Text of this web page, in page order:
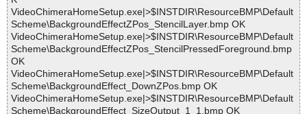
VideoChimeraHomeSetup.exe|>$INSTDIR\ResourceBMP\Default
Scheme\BackgroundEffectZPos_StencilLayer.bmp OK
VideoChimeraHomeSetup.exe|>$INSTDIR\ResourceBMP\Default
Scheme\BackgroundEffectZPos_StencilPressedForeground.bmp
OK
VideoChimeraHomeSetup.exe|>$INSTDIR\ResourceBMP\Default
Scheme\BackgroundEffect_DownZPos.bmp OK
VideoChimeraHomeSetup.exe|>$INSTDIR\ResourceBMP\Default
Scheme\BackgroundEffect_SizeOutput_1_1.bmp OK